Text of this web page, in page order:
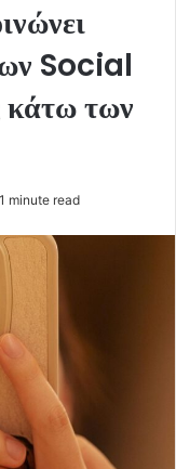
Social
κάτω των
1 minute read